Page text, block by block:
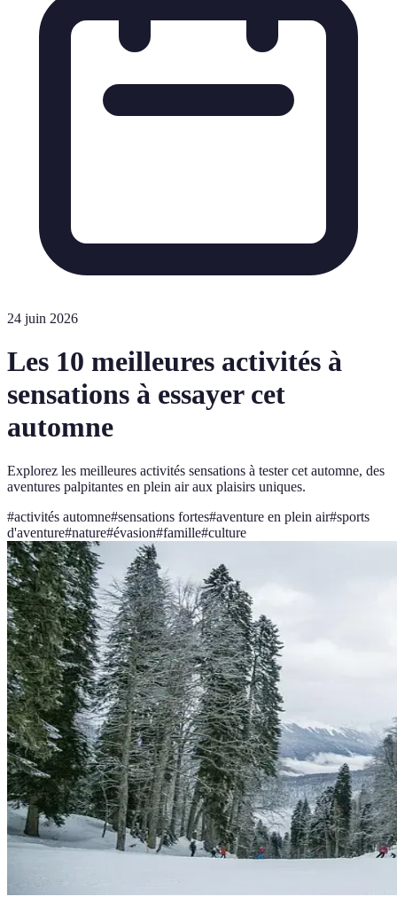
24 juin 2026
Les 10 meilleures activités à
sensations à essayer cet
automne
Explorez les meilleures activités sensations à tester cet automne, des
aventures palpitantes en plein air aux plaisirs uniques.
#activités automne#sensations fortes#aventure en plein air#sports
d'aventure#nature#évasion#famille#culture